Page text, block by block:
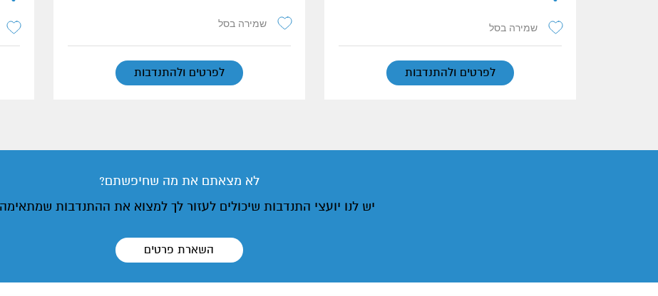
שמירה בסל
לפרטים ולהתנדבות
שמירה בסל
לפרטים ולהתנדבות
לא מצאתם את מה שחיפשתם?
יש לנו יועצי התנדבות שיכולים לעזור לך למצוא את ההתנדבות
השארת פרטים